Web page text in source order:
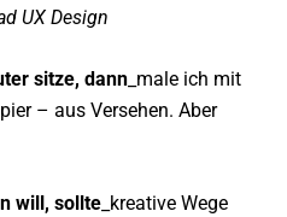
UX Design
sitze, dann _male ich mit
– aus Versehen. Aber
will, sollte _kreative Wege